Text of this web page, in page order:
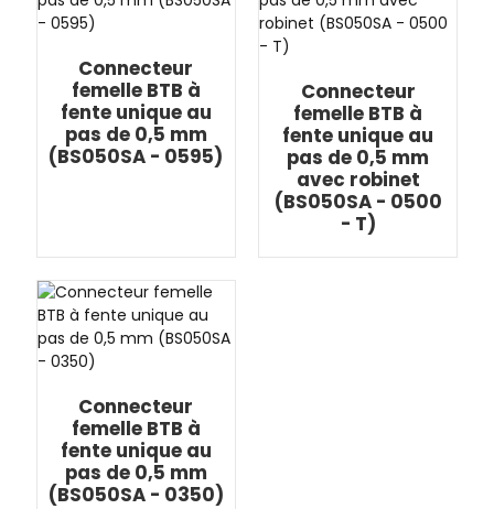
Connecteur
femelle BTB à
fente unique au
pas de 0,5 mm
(BS050SA - 0595)
Connecteur
femelle BTB à
fente unique au
pas de 0,5 mm
avec robinet
(BS050SA - 0500
- T)
Connecteur
femelle BTB à
fente unique au
pas de 0,5 mm
(BS050SA - 0350)